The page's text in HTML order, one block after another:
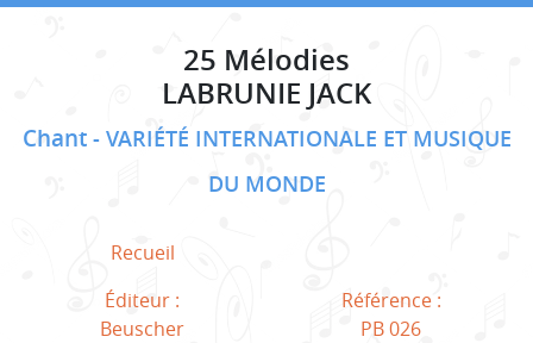
25 Mélodies
LABRUNIE JACK
Chant
VARIÉTÉ INTERNATIONALE ET MUSIQUE
DU MONDE
Recueil
Éditeur :
Beuscher
Référence :
PB 026